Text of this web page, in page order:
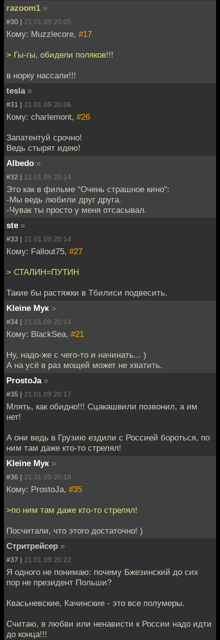
razoom1 »
#30 | 21.01.09 20:05
Кому: Muzzlecore, #17
> Гы-гы, обидели поляков!!!
в норку нассали!!!
tesla »
#31 | 21.01.09 20:06
Кому: charlemont, #26
Запатентуй срочно!
Ведь стырят идею!
Albedo »
#32 | 21.01.09 20:14
Это как в фильме "Очень страшное кино":
-Мы ведь любили друг друга.
-Чувак ты просто у меня отсасывал.
ste »
#33 | 21.01.09 20:14
Кому: Fallout75, #27
> СТАЛИН=ПУТИН
Такие бы растяжки в Тбилиси подвесить.
Kleine Мук »
#34 | 21.01.09 20:14
Кому: BlackSea, #21
Ну, надо-же с чего-то и начинать... )
А на усё в раз мощей может не хватить.
ProstoJa »
#35 | 21.01.09 20:17
Млять, как обидно!!! Сцакашвили позвонил, а им
нет!
А они ведь в Грузию ездили c Россией бороться, по
ним там даже кто-то стрелял!
Kleine Мук »
#36 | 21.01.09 20:18
Кому: ProstoJa, #35
>по ним там даже кто-то стрелял!
Посчитали, что этого достаточно! )
Стритрейсер »
#37 | 21.01.09 20:22
Я одного не понимаю: почему Бжезинский до сих
пор не президент Польши?
Квасьневские, Качинские - это все полумеры.
Считаю, в любви или ненависти к России надо идти
до конца!!!